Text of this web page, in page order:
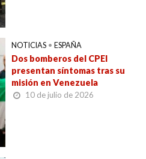
NOTICIAS • ESPAÑA
Dos bomberos del CPEI
presentan síntomas tras su
misión en Venezuela
10 de julio de 2026